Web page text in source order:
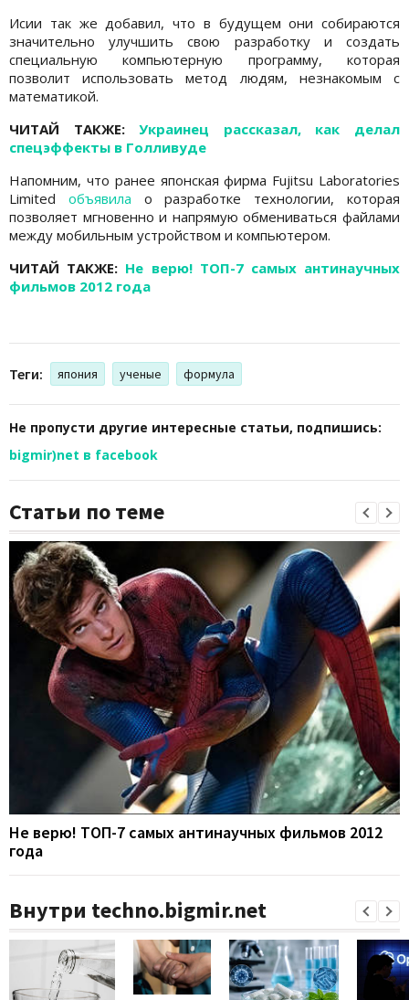
Исии так же добавил, что в будущем они собираются
значительно улучшить свою разработку и создать
специальную компьютерную программу, которая
позволит использовать метод людям, незнакомым с
математикой.
ЧИТАЙ ТАКЖЕ:Украинец рассказал, как делал
спецэффекты в Голливуде
Напомним, что ранее японская фирма Fujitsu Laboratories
Limited объявила о разработке технологии, которая
позволяет мгновенно и напрямую обмениваться файлами
между мобильным устройством и компьютером.
ЧИТАЙ ТАКЖЕ: Не верю! ТОП-7 самых антинаучных
фильмов 2012 года
Теги: япония ученые формула
Не пропусти другие интересные статьи, подпишись:
bigmir)net в facebook
Статьи по теме
Не верю! ТОП-7 самых антинаучных фильмов 2012
года
Внутри techno.bigmir.net